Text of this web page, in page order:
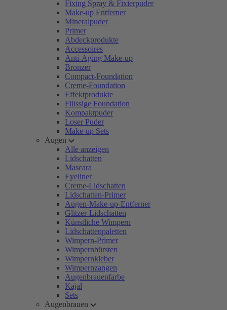
Fixing Spray & Fixierpuder
Make-up Entferner
Mineralpuder
Primer
Abdeckprodukte
Accessoires
Anti-Aging Make-up
Bronzer
Compact-Foundation
Creme-Foundation
Effektprodukte
Flüssige Foundation
Kompaktpuder
Loser Puder
Make-up Sets
Augen
Alle anzeigen
Lidschatten
Mascara
Eyeliner
Creme-Lidschatten
Lidschatten-Primer
Augen-Make-up-Entferner
Glitzer-Lidschatten
Künstliche Wimpern
Lidschattenpaletten
Wimpern-Primer
Wimpernbürsten
Wimpernkleber
Wimpernzangen
Augenbrauenfarbe
Kajal
Sets
Augenbrauen